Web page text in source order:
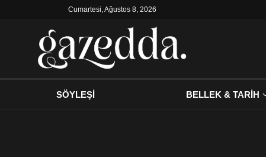
Cumartesi, Ağustos 8, 2026
SÖYLEŞİ BELLEK & TARİH